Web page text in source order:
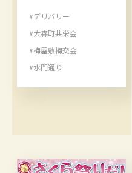
#デリバリー
#大森町共栄会
#梅屋敷梅交会
#水門通り